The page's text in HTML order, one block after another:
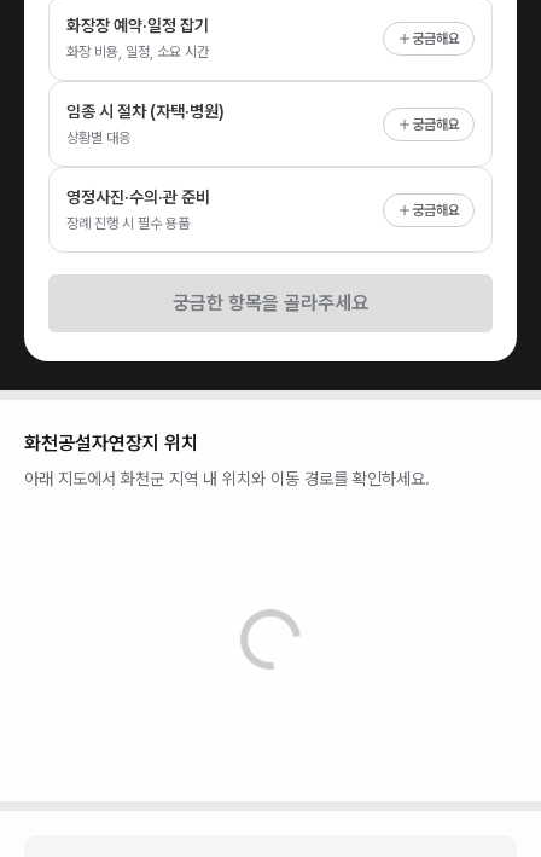
화장장 예약·일정 잡기
화장 비용, 일정, 소요 시간
궁금해요
임종 시 절차 (자택·병원)
상황별 대응
궁금해요
영정사진·수의·관 준비
장례 진행 시 필수 용품
궁금해요
궁금한 항목을 골라주세요
화천공설자연장지 위치
아래 지도에서화천군 지역 내 위치와 이동 경로를 확인하세요.